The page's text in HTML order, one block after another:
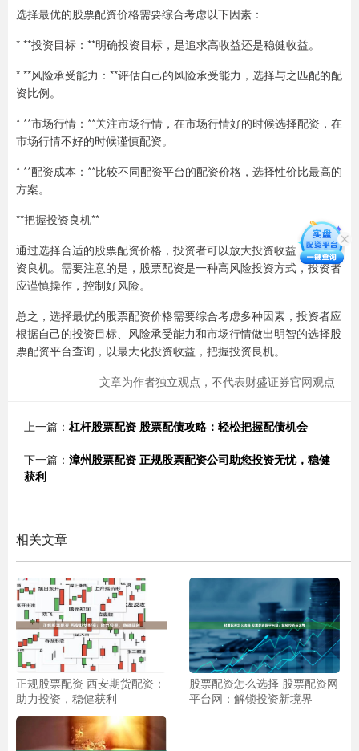
选择最优的股票配资价格需要综合考虑以下因素：
* **投资目标：**明确投资目标，是追求高收益还是稳健收益。
* **风险承受能力：**评估自己的风险承受能力，选择与之匹配的配
资比例。
* **市场行情：**关注市场行情，在市场行情好的时候选择配资，在
市场行情不好的时候谨慎配资。
* **配资成本：**比较不同配资平台的配资价格，选择性价比最高的
方案。
**把握投资良机**
通过选择合适的股票配资价格，投资者可以放大投资收益，把握投
资良机。需要注意的是，股票配资是一种高风险投资方式，投资者
应谨慎操作，控制好风险。
总之，选择最优的股票配资价格需要综合考虑多种因素，投资者应
根据自己的投资目标、风险承受能力和市场行情做出明智的选择股
票配资平台查询，以最大化投资收益，把握投资良机。
文章为作者独立观点，不代表财盛证券官网观点
上一篇： 杠杆股票配资 股票配债攻略：轻松把握配债机会
下一篇： 漳州股票配资 正规股票配资公司助您投资无忧，稳健
获利
相关文章
正规股票配资 西安期货配资：
助力投资，稳健获利
股票配资怎么选择 股票配资网
平台网：解锁投资新境界